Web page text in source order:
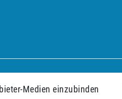
Widerrufs­recht
Medien einzubinden